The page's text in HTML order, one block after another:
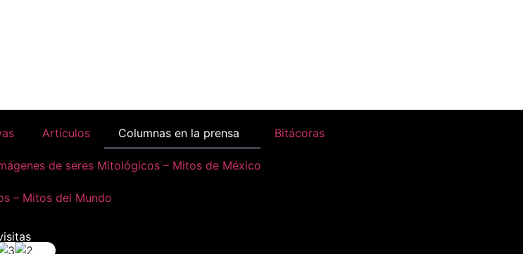
Artículos Columnas en la prensa Bitácoras
de seres Mitológicos – Mitos de México
– Mitos del Mundo